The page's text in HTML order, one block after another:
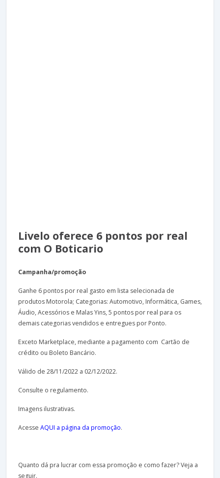
Livelo oferece 6 pontos por real
com O Boticario
Campanha/promoção
Ganhe 6 pontos por real gasto em lista selecionada de
produtos Motorola; Categorias: Automotivo, Informática, Games,
Áudio, Acessórios e Malas Yins, 5 pontos por real para os
demais categorias vendidos e entregues por Ponto.
Exceto Marketplace, mediante a pagamento com Cartão de
crédito ou Boleto Bancário.
Válido de 28/11/2022 a 02/12/2022.
Consulte o regulamento.
Imagens ilustrativas.
Acesse AQUI a página da promoção.
Quanto dá pra lucrar com essa promoção e como fazer? Veja a
seguir.